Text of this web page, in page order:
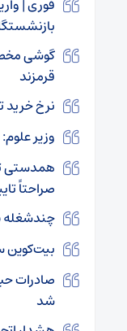
گوشی
قرمزند
نرخ خرید تضمینی
وزیر
همدستی
صراحتاً
چندشغله
بیت‌کوین
صادرات
شد